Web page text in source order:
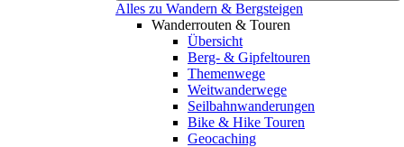
Alles zu Wandern & Bergsteigen
Wanderrouten & Touren
Übersicht
Berg- & Gipfeltouren
Themenwege
Weitwanderwege
Seilbahnwanderungen
Bike & Hike Touren
Geocaching